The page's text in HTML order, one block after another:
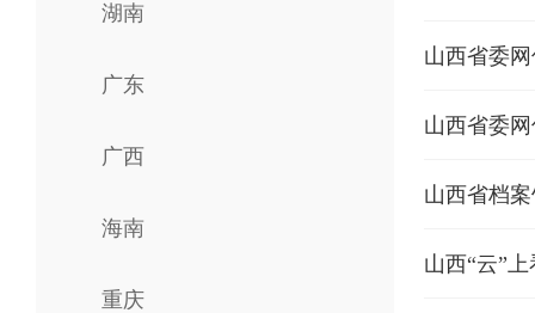
湖南
广东
广西
海南
重庆
山西省委
山西省委
山西省档
山西“云”